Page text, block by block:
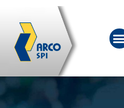
conteúdo